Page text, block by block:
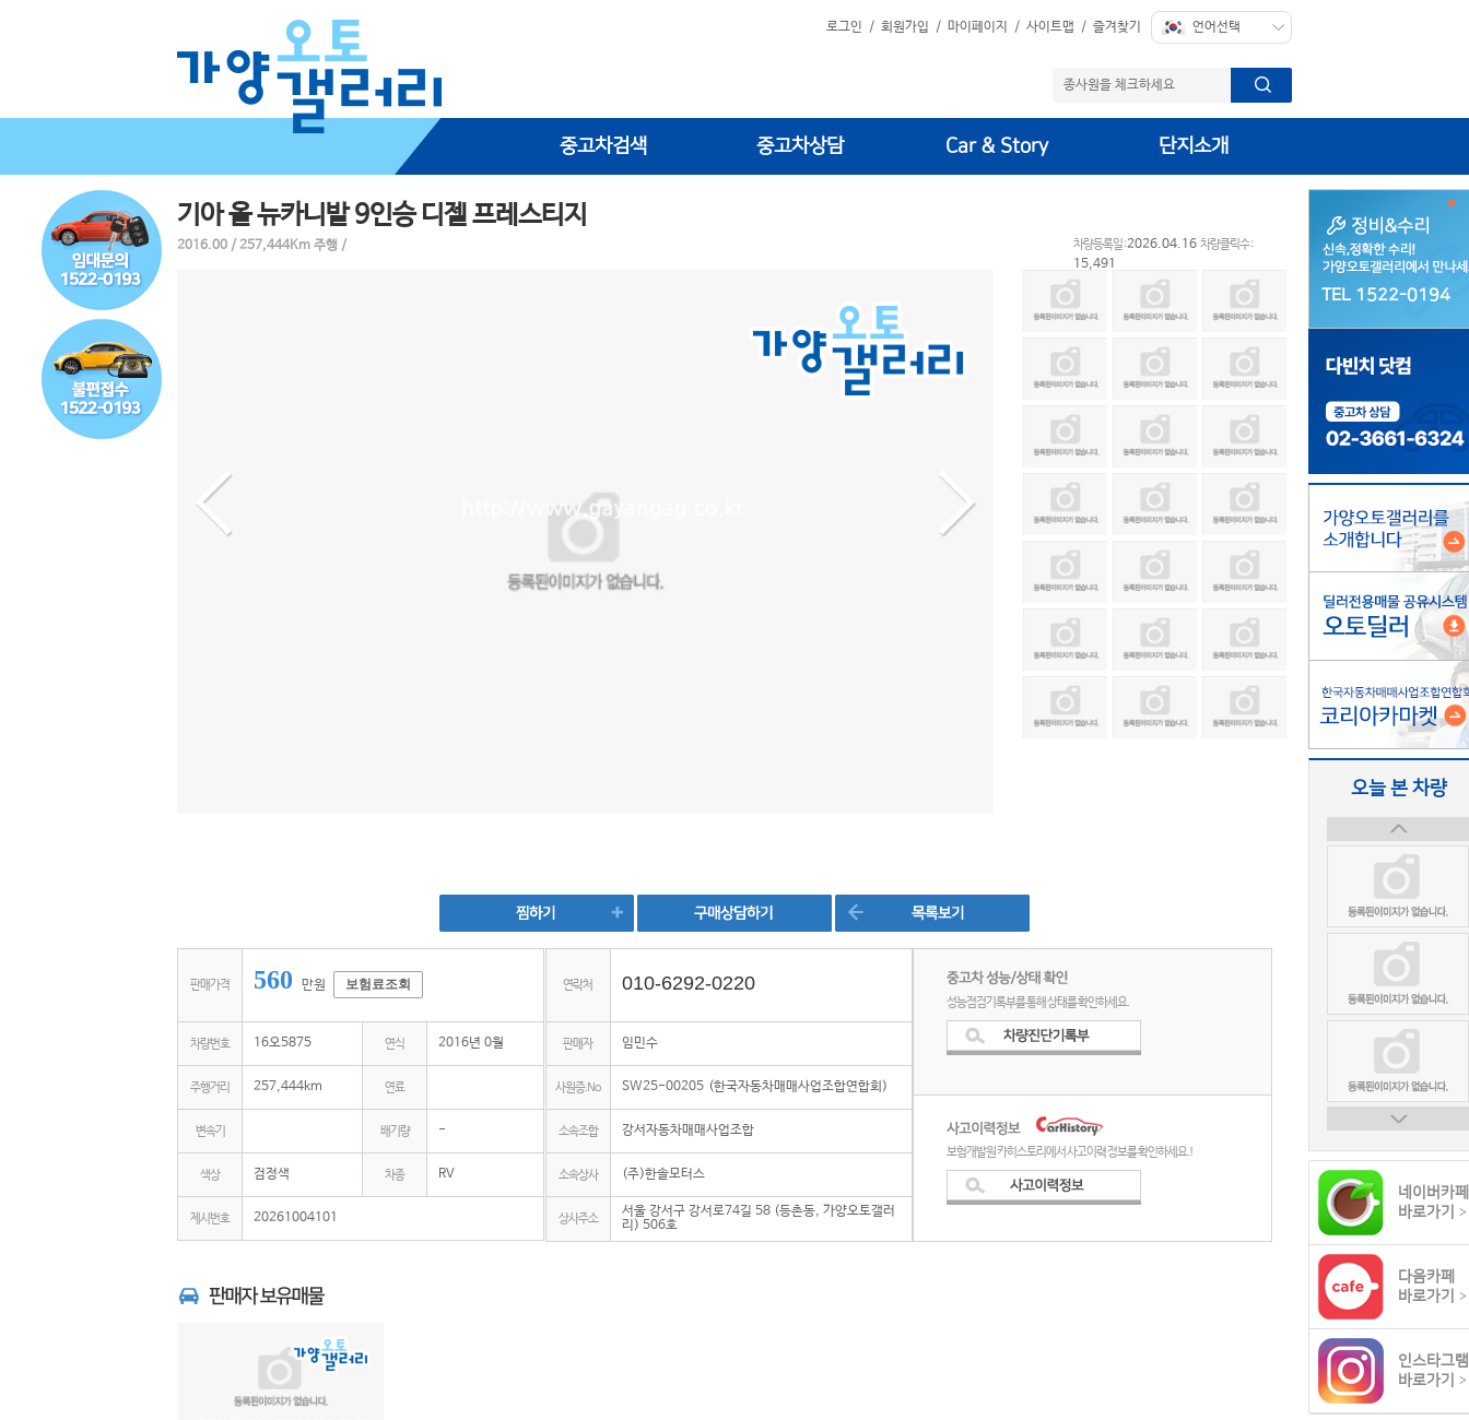
로그인 / 회원가입 / 마이페이지 / 사이트맵 / 즐겨찾기
중고차검색 중고차상담 Car & Story 단지소개
기아 올 뉴카니발 9인승 디젤 프레스티지
2016.00 / 257,444Km 주행 / 차량등록일 :2026.04.16 차량클릭수 :
15,491
판매가격 560 만원 보험료조회
차량번호 16오5875 연식 2016년 0월
주행거리 257,444km 연료
변속기 배기량 -
색상 검정색 차종 RV
제시번호 20261004101
연락처 010-6292-0220
판매자 임민수
사원증.No SW25-00205 (한국자동차매매사업조합연합회)
소속조합 강서자동차매매사업조합
소속상사 (주)한솔모터스
상사주소
서울 강서구 강서로74길 58 (등촌동, 가양오토갤러
리) 506호
성능점검기록부를 통해 상태를 확인하세요.
보험개발원 카히스토리에서 사고이력 정보를 확인하세요.!
TEL 1522-0194 TEL 1522-0194
오늘 본 차량
네이버카페
바로가기 >
다음카페
바로가기 >
인스타그램
바로가기 >